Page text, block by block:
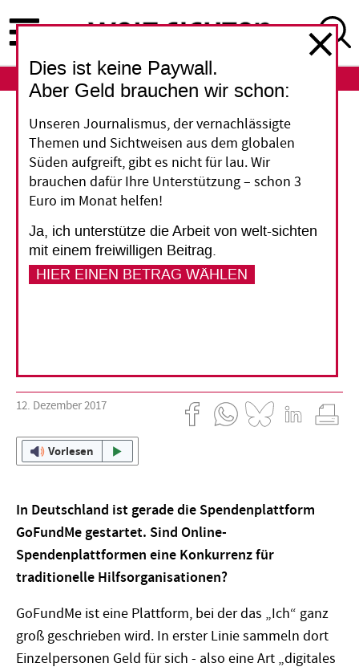
zum
Inhalt
ABO
GoFundMe
"Eine Art digitales
Betteln"
Über die Online-Spendenplattorm GoFundMe
können sowohl Privatpersonen als auch
Organisationen eigene Kampagnen starten.
12. Dezember 2017
Vorlesen
In Deutschland ist gerade die Spendenplattform
GoFundMe gestartet. Sind Online-
Spendenplattformen eine Konkurrenz für
traditionelle Hilfsorganisationen?
GoFundMe ist eine Plattform, bei der das „Ich“ ganz
groß geschrieben wird. In erster Linie sammeln dort
Einzelpersonen Geld für sich - also eine Art „digitales
Dies ist keine Paywall.
Aber Geld brauchen wir schon:
Unseren Journalismus, der vernachlässigte
Themen und Sichtweisen aus dem globalen
Süden aufgreift, gibt es nicht für lau. Wir
brauchen dafür Ihre Unterstützung – schon 3
Euro im Monat helfen!
Ja, ich unterstütze die Arbeit von welt-sichten
mit einem freiwilligen Beitrag.
HIER EINEN BETRAG WÄHLEN